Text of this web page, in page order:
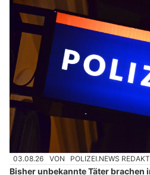
03.08.26 VON POLIZEI.NEWS
Bisher unbekannte Täter brachen